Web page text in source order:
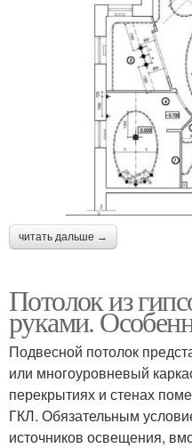
читать дальше →
Потолок из
руками.
Подвесной потолок
или многоуровневый
перекрытиях и стенах
ГКЛ. Обязательным
источников освещения,